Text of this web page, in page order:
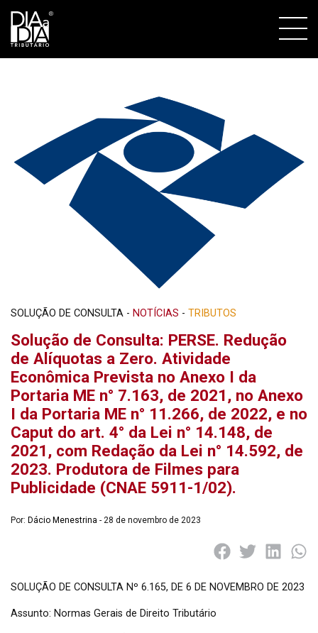
SOLUÇÃO DE CONSULTA - NOTÍCIAS - TRIBUTOS
Solução de Consulta: PERSE. Redução
de Alíquotas a Zero. Atividade
Econômica Prevista no Anexo I da
Portaria ME n° 7.163, de 2021, no Anexo
I da Portaria ME n° 11.266, de 2022, e no
Caput do art. 4° da Lei n° 14.148, de
2021, com Redação da Lei n° 14.592, de
2023. Produtora de Filmes para
Publicidade (CNAE 5911-1/02).
Por: Dácio Menestrina - 28 de novembro de 2023
SOLUÇÃO DE CONSULTA Nº 6.165, DE 6 DE NOVEMBRO DE 2023
Assunto: Normas Gerais de Direito Tributário